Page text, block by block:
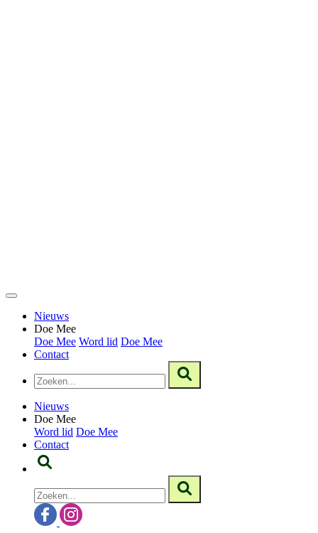
Nieuws
Doe Mee
Doe Mee Word lid Doe Mee
Contact
Nieuws
Doe Mee
Word lid Doe Mee
Contact